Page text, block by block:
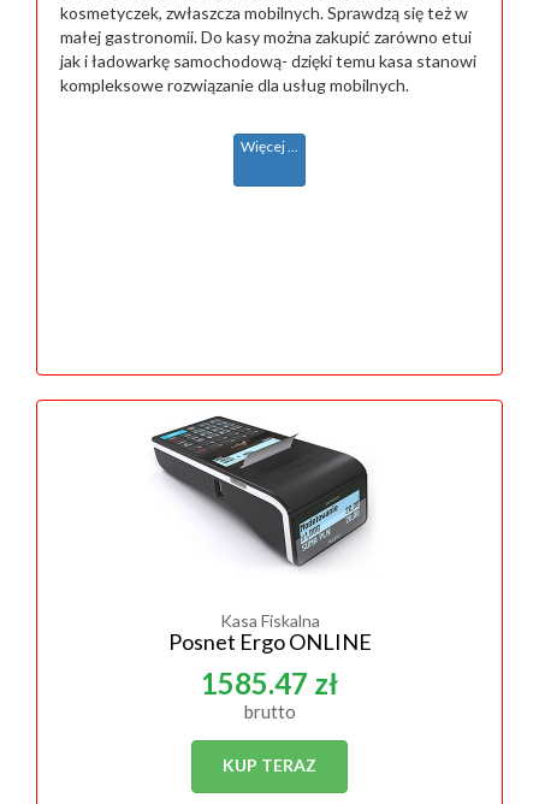
kosmetyczek, zwłaszcza mobilnych. Sprawdzą się też w
małej gastronomii. Do kasy można zakupić zarówno etui
jak i ładowarkę samochodową- dzięki temu kasa stanowi
kompleksowe rozwiązanie dla usług mobilnych.
Więcej ...
Kasa Fiskalna
Posnet Ergo ONLINE
1585.47 zł
brutto
KUP TERAZ